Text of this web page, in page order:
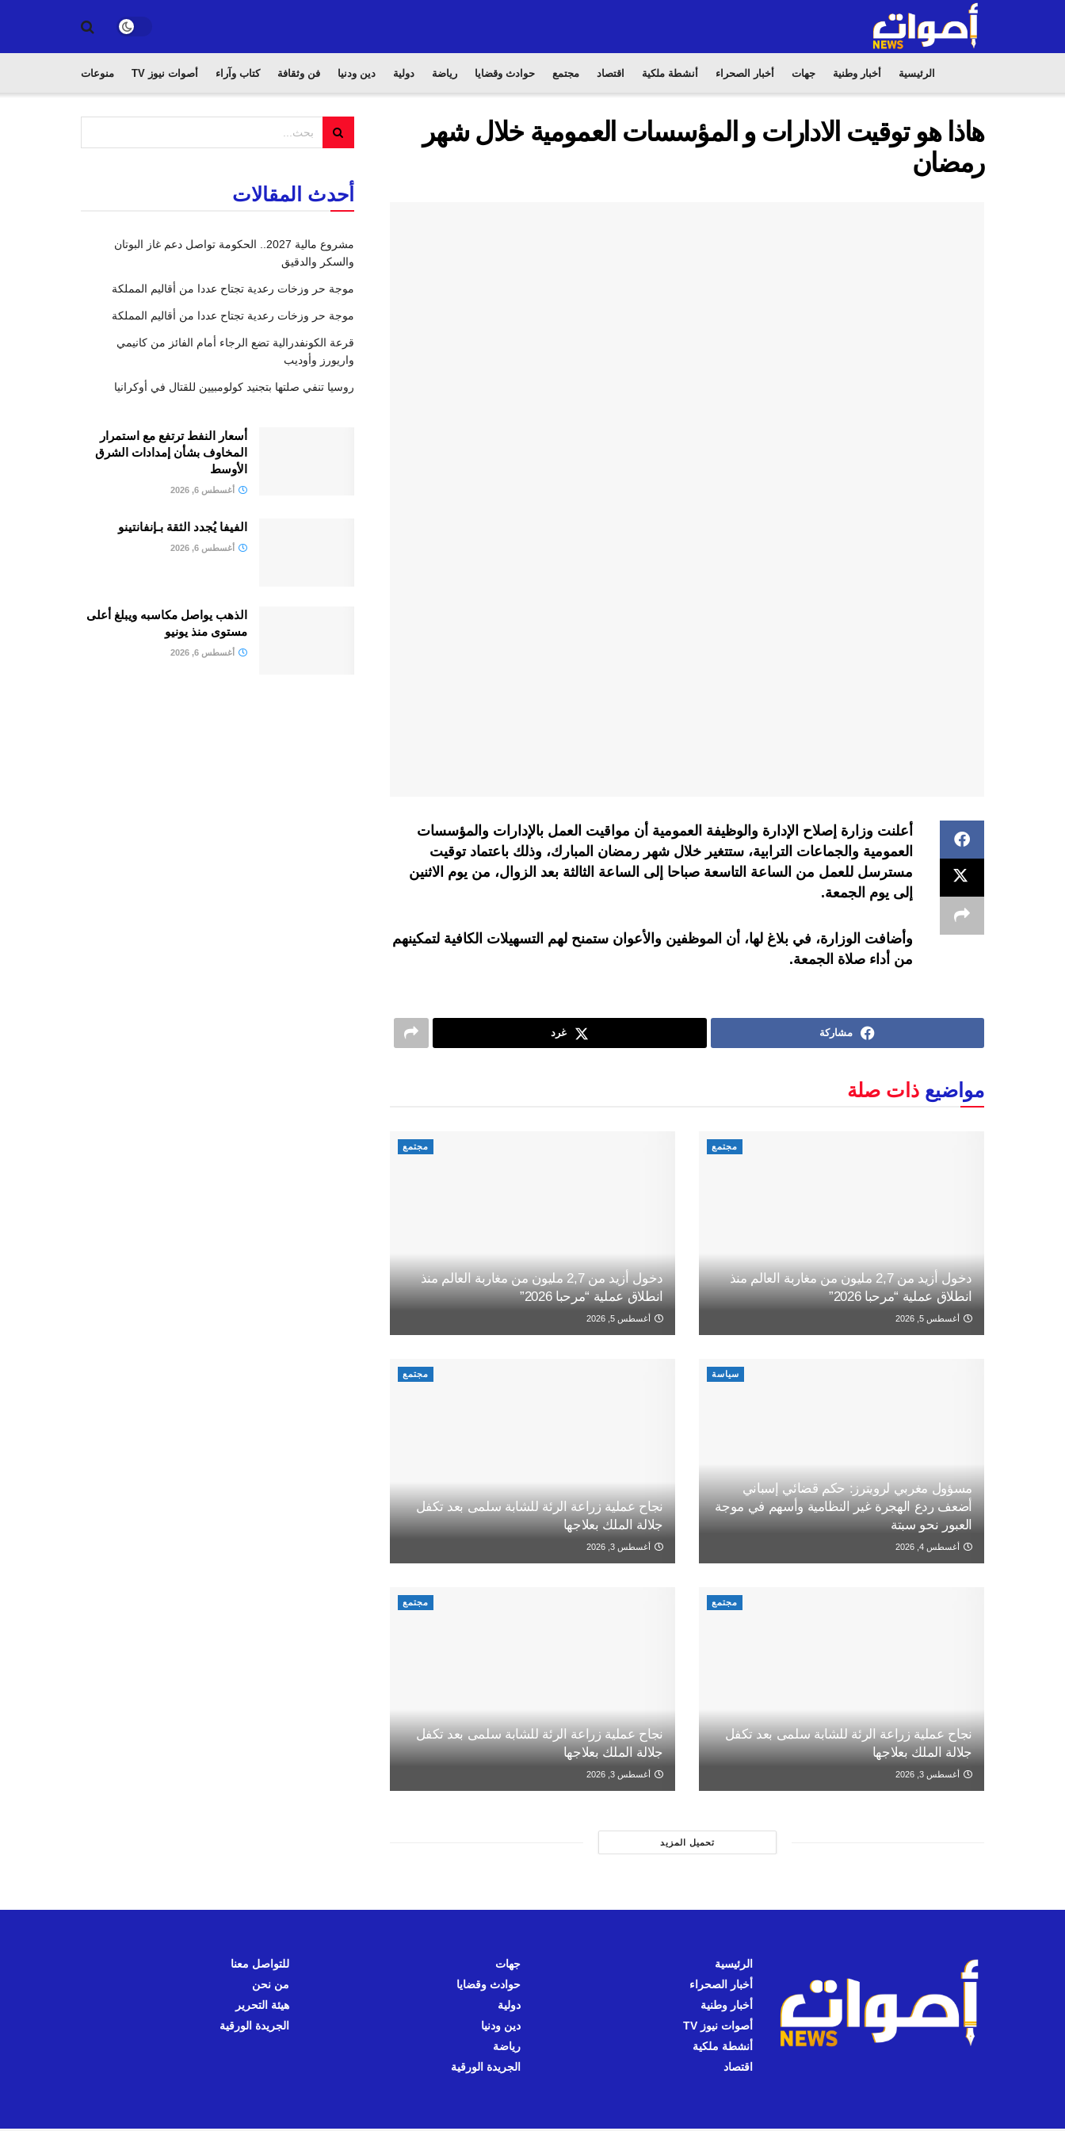
الرئيسية أخبار وطنية جهات أخبار الصحراء أنشطة ملكية اقتصاد مجتمع حوادث وقضايا رياضة دولية دين ودنيا فن وثقافة كتاب وآراء أصوات نيوز TV منوعات
هاذا هو توقيت الادارات و المؤسسات العمومية خلال شهر
رمضان
أعلنت وزارة إصلاح الإدارة والوظيفة العمومية أن مواقيت العمل بالإدارات والمؤسسات
العمومية والجماعات الترابية، ستتغير خلال شهر رمضان المبارك، وذلك باعتماد توقيت
مسترسل للعمل من الساعة التاسعة صباحا إلى الساعة الثالثة بعد الزوال، من يوم الاثنين
إلى يوم الجمعة.
وأضافت الوزارة، في بلاغ لها، أن الموظفين والأعوان ستمنح لهم التسهيلات الكافية لتمكينهم
من أداء صلاة الجمعة.
مشاركة غرد
مواضيع ذات صلة
مجتمع
دخول أزيد من 2,7 مليون من مغاربة العالم منذ
انطلاق عملية “مرحبا 2026”
أغسطس 5, 2026
مجتمع
دخول أزيد من 2,7 مليون من مغاربة العالم منذ
انطلاق عملية “مرحبا 2026”
أغسطس 5, 2026
سياسة
مسؤول مغربي لرويترز: حكم قضائي إسباني
أضعف ردع الهجرة غير النظامية وأسهم في موجة
العبور نحو سبتة
أغسطس 4, 2026
مجتمع
نجاح عملية زراعة الرئة للشابة سلمى بعد تكفل
جلالة الملك بعلاجها
أغسطس 3, 2026
مجتمع
نجاح عملية زراعة الرئة للشابة سلمى بعد تكفل
جلالة الملك بعلاجها
أغسطس 3, 2026
مجتمع
نجاح عملية زراعة الرئة للشابة سلمى بعد تكفل
جلالة الملك بعلاجها
أغسطس 3, 2026
تحميل المزيد
أحدث المقالات
مشروع مالية 2027.. الحكومة تواصل دعم غاز البوتان
والسكر والدقيق
موجة حر وزخات رعدية تجتاح عددا من أقاليم المملكة
موجة حر وزخات رعدية تجتاح عددا من أقاليم المملكة
قرعة الكونفدرالية تضع الرجاء أمام الفائز من كانيمي
واريورز وأوديب
روسيا تنفي صلتها بتجنيد كولومبيين للقتال في أوكرانيا
أسعار النفط ترتفع مع استمرار
المخاوف بشأن إمدادات الشرق
الأوسط
أغسطس 6, 2026
الفيفا يُجدد الثقة بـإنفانتينو
أغسطس 6, 2026
الذهب يواصل مكاسبه ويبلغ أعلى
مستوى منذ يونيو
أغسطس 6, 2026
الرئيسية
أخبار الصحراء
أخبار وطنية
أصوات نيوز TV
أنشطة ملكية
اقتصاد
جهات
حوادث وقضايا
دولية
دين ودنيا
رياضة
الجريدة الورقية
للتواصل معنا
من نحن
هيئة التحرير
الجريدة الورقية